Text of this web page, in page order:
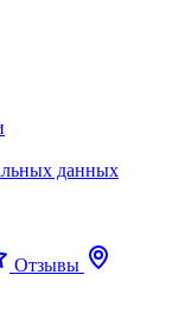
данных
Отзывы